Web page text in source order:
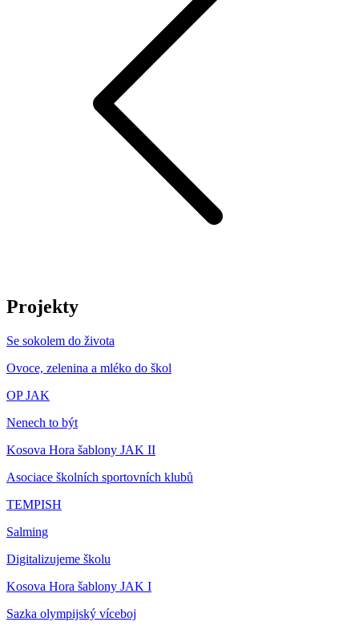
Projekty
Se sokolem do života
Ovoce, zelenina a mléko do škol
OP JAK
Nenech to být
Kosova Hora šablony JAK II
Asociace školních sportovních klubů
TEMPISH
Salming
Digitalizujeme školu
Kosova Hora šablony JAK I
Sazka olympijský víceboj